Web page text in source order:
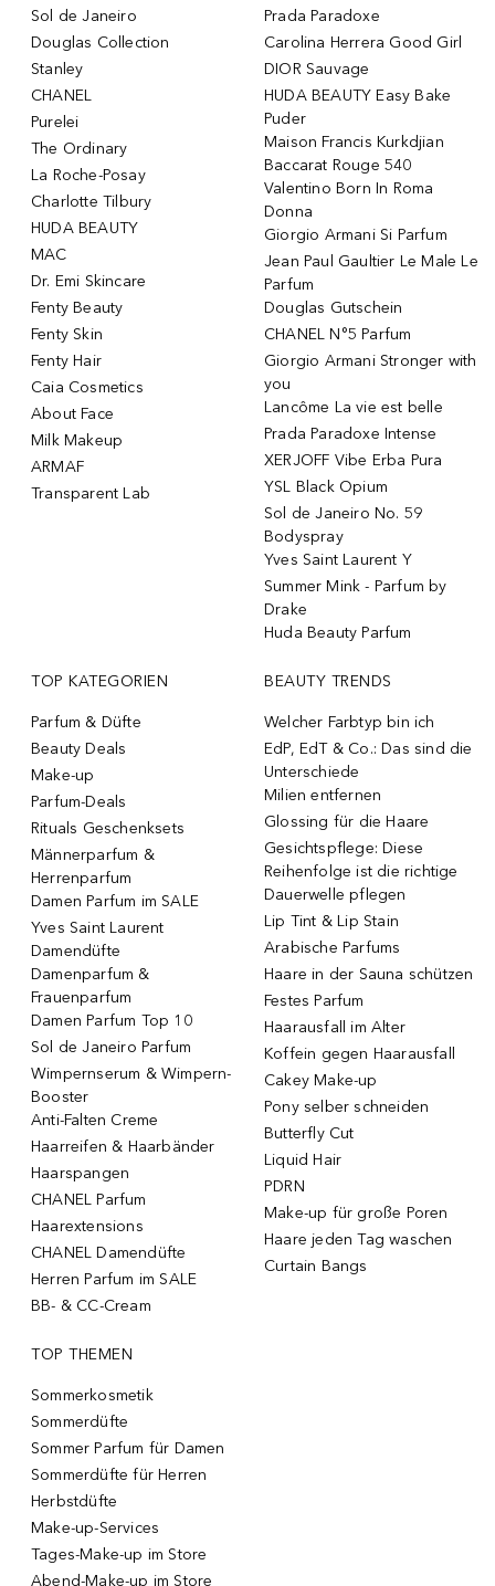
Sol de Janeiro
Douglas Collection
Stanley
CHANEL
Purelei
The Ordinary
La Roche-Posay
Charlotte Tilbury
HUDA BEAUTY
MAC
Dr. Emi Skincare
Fenty Beauty
Fenty Skin
Fenty Hair
Caia Cosmetics
About Face
Milk Makeup
ARMAF
Transparent Lab
Prada Paradoxe
Carolina Herrera Good Girl
DIOR Sauvage
HUDA BEAUTY Easy Bake
Puder
Maison Francis Kurkdjian
Baccarat Rouge 540
Valentino Born In Roma
Donna
Giorgio Armani Si Parfum
Jean Paul Gaultier Le Male Le
Parfum
Douglas Gutschein
CHANEL N°5 Parfum
Giorgio Armani Stronger with
you
Lancôme La vie est belle
Prada Paradoxe Intense
XERJOFF Vibe Erba Pura
YSL Black Opium
Sol de Janeiro No. 59
Bodyspray
Yves Saint Laurent Y
Summer Mink - Parfum by
Drake
Huda Beauty Parfum
TOP KATEGORIEN
Parfum & Düfte
Beauty Deals
Make-up
Parfum-Deals
Rituals Geschenksets
Männerparfum &
Herrenparfum
Damen Parfum im SALE
Yves Saint Laurent
Damendüfte
Damenparfum &
Frauenparfum
Damen Parfum Top 10
Sol de Janeiro Parfum
Wimpernserum & Wimpern-
Booster
Anti-Falten Creme
Haarreifen & Haarbänder
Haarspangen
CHANEL Parfum
Haarextensions
CHANEL Damendüfte
Herren Parfum im SALE
BB- & CC-Cream
BEAUTY TRENDS
Welcher Farbtyp bin ich
EdP, EdT & Co.: Das sind die
Unterschiede
Milien entfernen
Glossing für die Haare
Gesichtspflege: Diese
Reihenfolge ist die richtige
Dauerwelle pflegen
Lip Tint & Lip Stain
Arabische Parfums
Haare in der Sauna schützen
Festes Parfum
Haarausfall im Alter
Koffein gegen Haarausfall
Cakey Make-up
Pony selber schneiden
Butterfly Cut
Liquid Hair
PDRN
Make-up für große Poren
Haare jeden Tag waschen
Curtain Bangs
TOP THEMEN
Sommerkosmetik
Sommerdüfte
Sommer Parfum für Damen
Sommerdüfte für Herren
Herbstdüfte
Make-up-Services
Tages-Make-up im Store
Abend-Make-up im Store